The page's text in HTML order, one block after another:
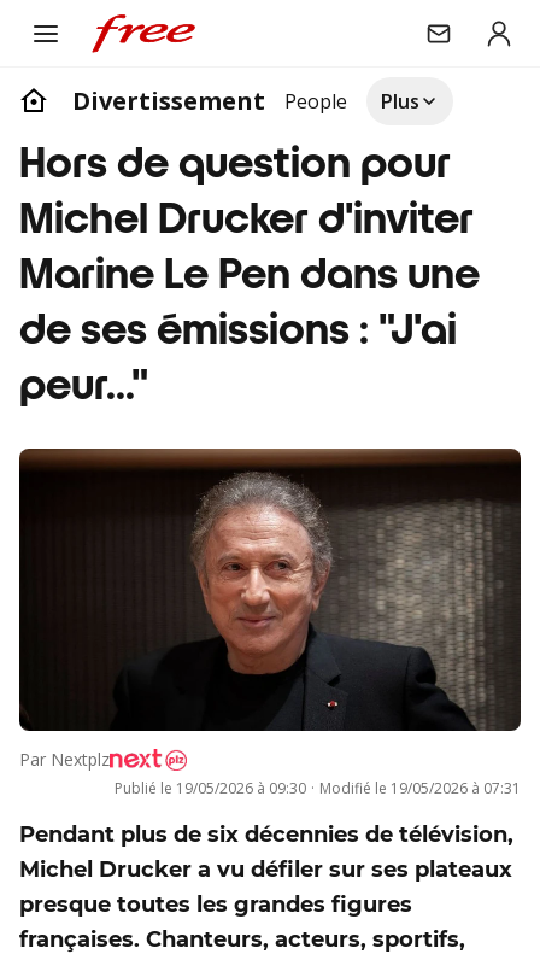
Divertissement People Plus
Hors de question pour
Michel Drucker d'inviter
Marine Le Pen dans une
de ses émissions : "J'ai
peur..."
Par Nextplz
Publié le 19/05/2026 à 09:30 · Modifié le 19/05/2026 à 07:31
Pendant plus de six décennies de télévision,
Michel Drucker a vu défiler sur ses plateaux
presque toutes les grandes figures
françaises. Chanteurs, acteurs, sportifs,